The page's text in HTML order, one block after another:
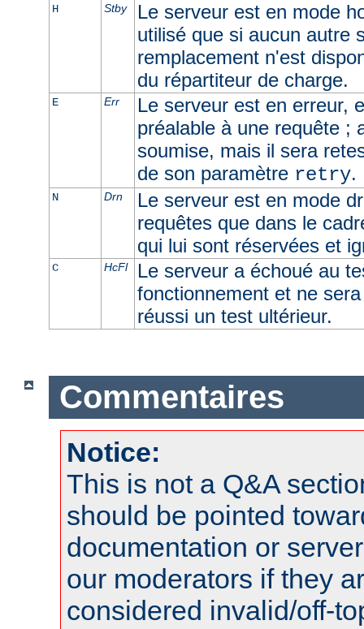
H Stby
Le serveur est en mode
utilisé que si aucun autre
remplacement n'est
du répartiteur de charge.
E Err
Le serveur est en erreur,
préalable à une requête ;
soumise, mais il sera
de son paramètre retry.
N Drn
Le serveur est en mode
requêtes que dans le
qui lui sont réservées et
C HcFl
Le serveur a échoué au
fonctionnement et ne
réussi un test ultérieur.
Commentaires
Notice:
This is not a Q&A
should be pointed
documentation or
our moderators if they
considered invalid/off-